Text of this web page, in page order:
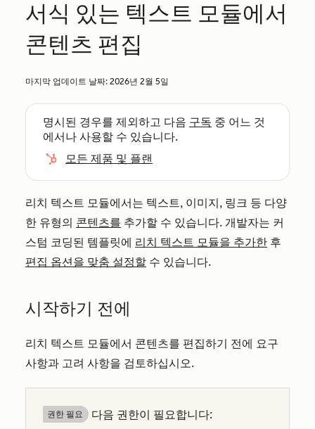
서식 있는 텍스트 모듈에서
콘텐츠 편집
마지막 업데이트 날짜: 2026년 2월 5일
명시된 경우를 제외하고 다음 구독 중 어느 것
에서나 사용할 수 있습니다.
모든 제품 및 플랜
리치 텍스트 모듈에서는 텍스트, 이미지, 링크 등 다양
한 유형의 콘텐츠를 추가할 수 있습니다. 개발자는 커
스텀 코딩된 템플릿에 리치 텍스트 모듈을 추가한 후
편집 옵션을 맞춤 설정할 수 있습니다.
시작하기 전에
리치 텍스트 모듈에서 콘텐츠를 편집하기 전에 요구
사항과 고려 사항을 검토하십시오.
권한 필요 다음 권한이 필요합니다: